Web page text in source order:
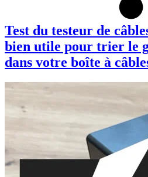
Test du testeur de
bien utile pour trier le
dans votre boîte à